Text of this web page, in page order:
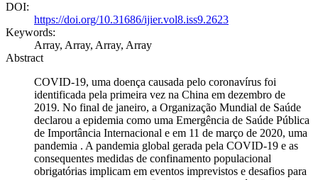
DOI:
https://doi.org/10.31686/ijier.vol8.iss9.2623
Keywords:
Array, Array, Array, Array
Abstract
COVID-19, uma doença causada pelo coronavírus foi
identificada pela primeira vez na China em dezembro de
2019. No final de janeiro, a Organização Mundial de Saúde
declarou a epidemia como uma Emergência de Saúde Pública
de Importância Internacional e em 11 de março de 2020, uma
pandemia . A pandemia global gerada pela COVID-19 e as
consequentes medidas de confinamento populacional
obrigatórias implicam em eventos imprevistos e desafios para